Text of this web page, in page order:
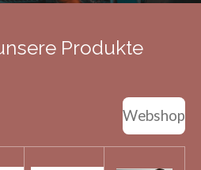
Produkte
Webshop